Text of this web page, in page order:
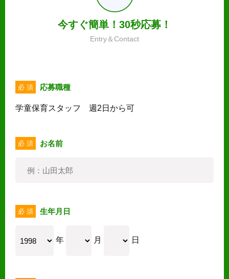
今すぐ簡単！30秒応募！
Entry＆Contact
必 須 応募職種
学童保育スタッフ 週2日から可
必 須 お名前
必 須 生年月日
年 月 日